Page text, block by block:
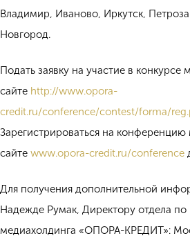
Владимир, Иваново, Иркутск,
Новгород.
Подать заявку на участие в конкурсе
сайте http://www.opora-
credit.ru/conference/contest/forma/
Зарегистрироваться на
сайте www.opora-credit.ru/conference
Для получения дополнительной
Надежде Румак, Директору отдела по
медиахолдинга «ОПОРА-КРЕДИТ»: